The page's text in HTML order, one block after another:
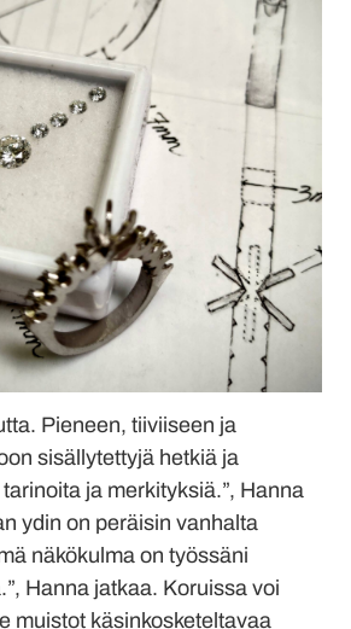
Pieneen, tiiviiseen ja
sisällytettyjä hetkiä ja
ja merkityksiä.”, Hanna
ydin on peräisin vanhalta
näkökulma on työssäni
Hanna jatkaa. Koruissa voi
muistot käsinkosketeltavaa